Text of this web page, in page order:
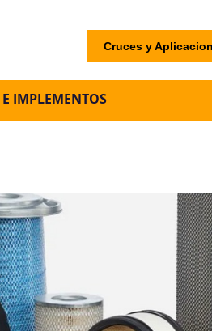
Cruces y
E IMPLEMENTOS